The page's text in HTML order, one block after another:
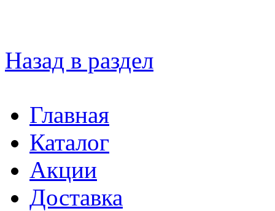
Назад в раздел
Главная
Каталог
Акции
Доставка